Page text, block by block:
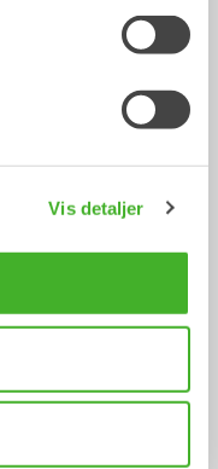
Vis detaljer